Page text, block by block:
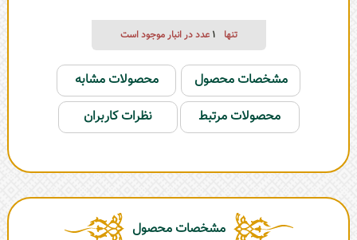
تنها 1 عدد در انبار موجود است
مشخصات محصول
محصولات مشابه
محصولات مرتبط
نظرات کاربران
مشخصات محصول